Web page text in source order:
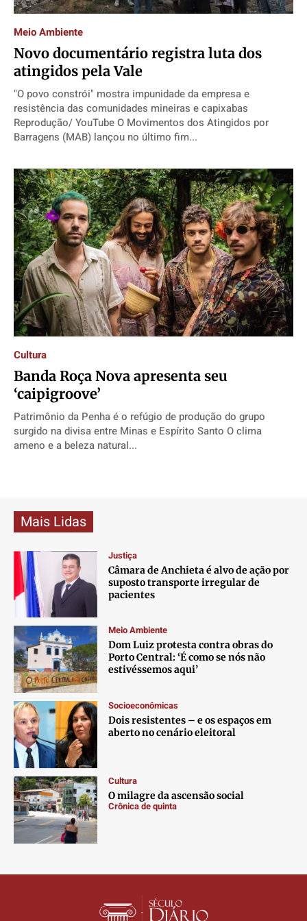
Direitos
Economia
Cultura
Colunas
Caetano Roque
Gustavo Bastos
Jr Mignone (in memorian)
Publicidade Legal
Anuncie
Quem Somos
Expediente
Contato
Anuncie
Termos de Uso
Privacidade
Direitos
Economia
Cultura
Colunas
Caetano Roque
Gustavo Bastos
Jr Mignone (in memorian)
Publicidade Legal
Anuncie
Quem Somos
Expediente
Contato
Anuncie
Termos de Uso
Privacidade
Direitos
Economia
Cultura
Colunas
Caetano Roque
Gustavo Bastos
Jr Mignone (in memorian)
Publicidade Legal
Anuncie
Quem Somos
Expediente
Contato
Anuncie
Termos de Uso
Privacidade
Direitos
Economia
Cultura
Colunas
Caetano Roque
Gustavo Bastos
Jr Mignone (in memorian)
Publicidade Legal
Anuncie
Quem Somos
Expediente
Contato
Anuncie
Termos de Uso
Privacidade
Meio Ambiente
Novo documentário registra luta dos
atingidos pela Vale
"O povo constrói" mostra impunidade da empresa e
resistência das comunidades mineiras e capixabas
Reprodução/ YouTube O Movimentos dos Atingidos por
Barragens (MAB) lançou no último fim...
Cultura
Banda Roça Nova apresenta seu
‘caipigroove’
Patrimônio da Penha é o refúgio de produção do grupo
surgido na divisa entre Minas e Espírito Santo O clima
ameno e a beleza natural...
Mais Lidas
Justiça
Câmara de Anchieta é alvo de ação por
suposto transporte irregular de
pacientes
Meio Ambiente
Dom Luiz protesta contra obras do
Porto Central: ‘É como se nós não
estivéssemos aqui’
Socioeconômicas
Dois resistentes – e os espaços em
aberto no cenário eleitoral
Cultura
O milagre da ascensão social
Crônica de quinta